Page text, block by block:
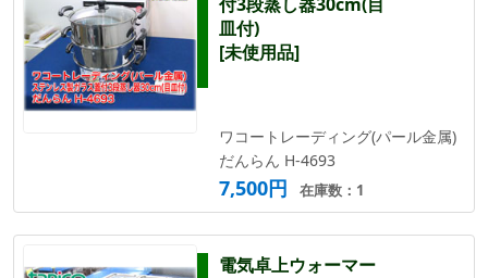
皿付)
[未使用品]
ワコートレーディング(パール金属)
だんらん H-4693
7,500円 在庫数：1
電気卓上ウォーマー